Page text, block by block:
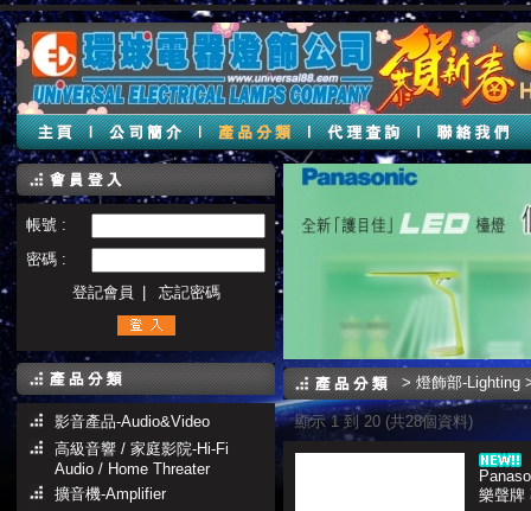
帳號 :
密碼 :
登記會員
忘記密碼
影音產品-Audio&Video
高級音響 / 家庭影院-Hi-Fi
Audio / Home Threater
擴音機-Amplifier
>燈飾部-Lighting
顯示 1 到 20 (共28個資料)
樂聲牌